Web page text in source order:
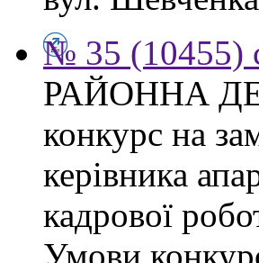
№ 35 (10455)
РАЙОННА
конкурс на
керівника
кадрової
Умови